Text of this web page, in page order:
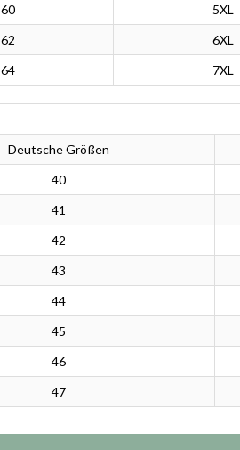
60
5XL
62
6XL
64
7XL
Deutsche Größen
40
41
42
43
44
45
46
47